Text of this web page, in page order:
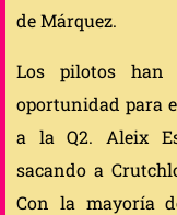
de Márquez.
Los pilotos
oportunidad para
a la Q2. Aleix
sacando a
Con la mayoría